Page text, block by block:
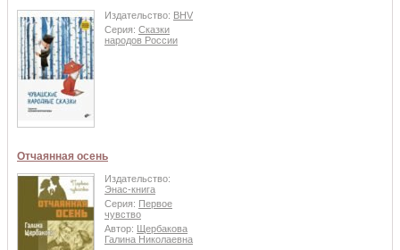
Издательство: BHV
Серия: Сказки
народов России
Отчаянная осень
Издательство:
Энас-книга
Серия: Первое
чувство
Автор:
Щербакова
Галина Николаевна